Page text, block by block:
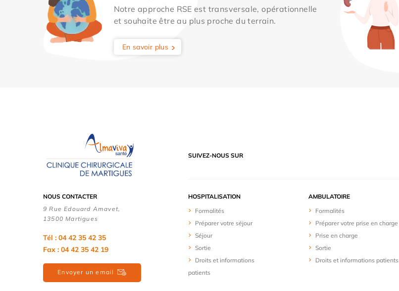
Notre approche RSE est transversale, opérationnelle
et souhaite être au plus proche du terrain.
En savoir plus
SUIVEZ-NOUS SUR
NOUS CONTACTER
9 Rue Edouard Amavet,
13500 Martigues
Tél : 04 42 35 42 35
Fax : 04 42 35 42 19
Envoyer un email
HOSPITALISATION
Formalités
Préparer votre séjour
Séjour
Sortie
Droits et informations
patients
AMBULATOIRE
Formalités
Préparer votre prise en charge
Prise en charge
Sortie
Droits et informations patients